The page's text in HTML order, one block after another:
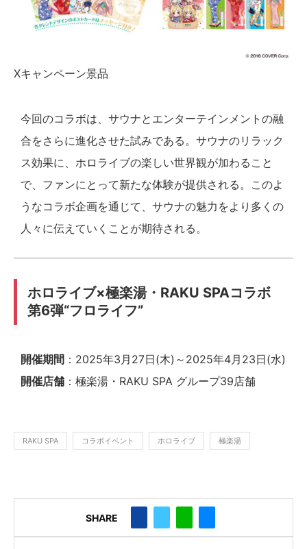
Xキャンペーン景品
今回のコラボは、サウナとエンターテインメントの融
合をさらに進化させた試みである。サウナのリラック
ス効果に、ホロライブの楽しい世界観が加わること
で、ファンにとって新たな体験が提供される。このよ
うなコラボ企画を通じて、サウナの魅力をより多くの
人々に伝えていくことが期待される。
ホロライブ×極楽湯・RAKU SPAコラボ
第6弾“フロライフ”
開催期間 ：2025年3月27日(木)～2025年4月23日(水)
開催店舗 ：極楽湯・RAKU SPA グループ39店舗
RAKU SPA コラボイベント ホロライブ 極楽湯
SHARE